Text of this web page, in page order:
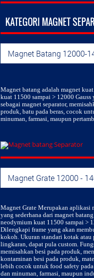
KATEGORI MAGNET
Magnet Batang 12000-
Magnet batang adalah magnet
kuat 11500 sampai > 12000 Gauss
sebagai magnet separator,
produk, batu pada beras, cocok
minuman, farmasi, maupun
Magnet Grate 12000 -
Magnet Grate Merupakan aplikasi
yang sederhana dari magnet
neodymium kuat 11500 sampai >
Dilengkapi frame yang akan
kokoh. Ukuran standari kotak atau
lingkaran, dapat pula custom.
memisahkan besi pada produk,
kontaminan besi pada produk,
lebih cocok untuk food safety
dan minuman, farmasi, maupun